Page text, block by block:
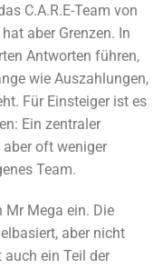
C.A.R.E-Team von
aber Grenzen. In
Antworten führen,
wie Auszahlungen,
Für Einsteiger ist es
Ein zentraler
oft weniger
Team.
Mr Mega ein. Die
aber nicht
auch ein Teil der